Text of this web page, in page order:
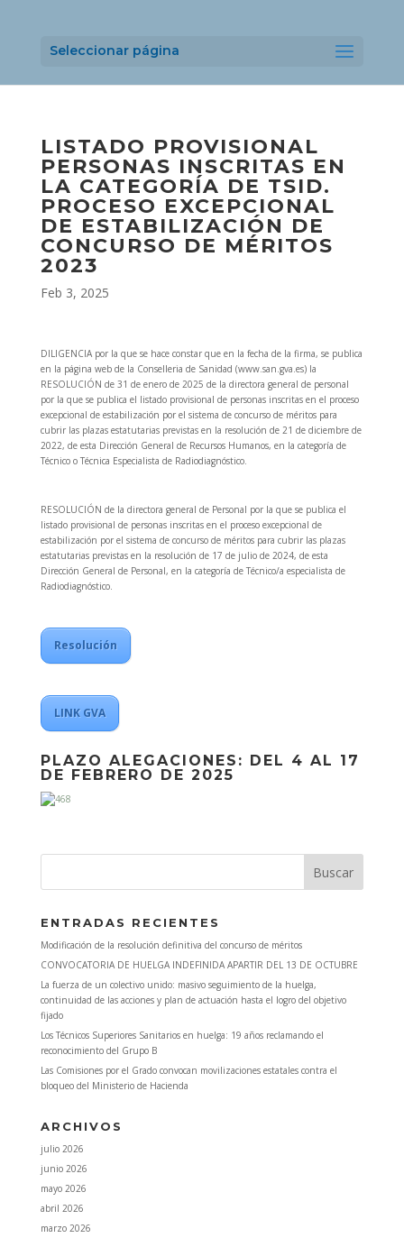
Seleccionar página
LISTADO PROVISIONAL
PERSONAS INSCRITAS EN
LA CATEGORÍA DE TSID.
PROCESO EXCEPCIONAL
DE ESTABILIZACIÓN DE
CONCURSO DE MÉRITOS
2023
Feb 3, 2025
DILIGENCIA por la que se hace constar que en la fecha de la firma, se publica
en la página web de la Conselleria de Sanidad (www.san.gva.es) la
RESOLUCIÓN de 31 de enero de 2025 de la directora general de personal
por la que se publica el listado provisional de personas inscritas en el proceso
excepcional de estabilización por el sistema de concurso de méritos para
cubrir las plazas estatutarias previstas en la resolución de 21 de diciembre de
2022, de esta Dirección General de Recursos Humanos, en la categoría de
Técnico o Técnica Especialista de Radiodiagnóstico.
RESOLUCIÓN de la directora general de Personal por la que se publica el
listado provisional de personas inscritas en el proceso excepcional de
estabilización por el sistema de concurso de méritos para cubrir las plazas
estatutarias previstas en la resolución de 17 de julio de 2024, de esta
Dirección General de Personal, en la categoría de Técnico/a especialista de
Radiodiagnóstico.
Resolución
LINK GVA
PLAZO ALEGACIONES: DEL 4 AL 17
DE FEBRERO DE 2025
ENTRADAS RECIENTES
Modificación de la resolución definitiva del concurso de méritos
CONVOCATORIA DE HUELGA INDEFINIDA APARTIR DEL 13 DE OCTUBRE
La fuerza de un colectivo unido: masivo seguimiento de la huelga,
continuidad de las acciones y plan de actuación hasta el logro del objetivo
fijado
Los Técnicos Superiores Sanitarios en huelga: 19 años reclamando el
reconocimiento del Grupo B
Las Comisiones por el Grado convocan movilizaciones estatales contra el
bloqueo del Ministerio de Hacienda
ARCHIVOS
julio 2026
junio 2026
mayo 2026
abril 2026
marzo 2026